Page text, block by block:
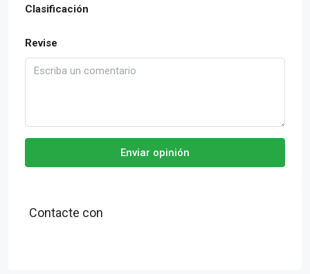
Clasificación
Revise
Enviar opinión
Contacte con